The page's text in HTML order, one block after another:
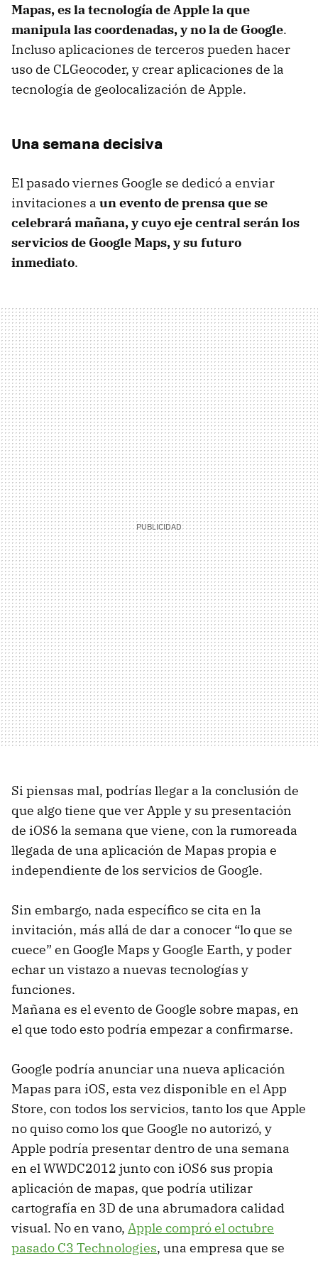
Mapas, es la tecnología de Apple la que
manipula las coordenadas, y no la de Google.
Incluso aplicaciones de terceros pueden hacer
uso de CLGeocoder, y crear aplicaciones de la
tecnología de geolocalización de Apple.
Una semana decisiva
El pasado viernes Google se dedicó a enviar
invitaciones a un evento de prensa que se
celebrará mañana, y cuyo eje central serán los
servicios de Google Maps, y su futuro
inmediato.
Si piensas mal, podrías llegar a la conclusión de
que algo tiene que ver Apple y su presentación
de iOS6 la semana que viene, con la rumoreada
llegada de una aplicación de Mapas propia e
independiente de los servicios de Google.
Sin embargo, nada específico se cita en la
invitación, más allá de dar a conocer “lo que se
cuece” en Google Maps y Google Earth, y poder
echar un vistazo a nuevas tecnologías y
funciones.
Mañana es el evento de Google sobre mapas, en
el que todo esto podría empezar a confirmarse.
Google podría anunciar una nueva aplicación
Mapas para iOS, esta vez disponible en el App
Store, con todos los servicios, tanto los que Apple
no quiso como los que Google no autorizó, y
Apple podría presentar dentro de una semana
en el WWDC2012 junto con iOS6 sus propia
aplicación de mapas, que podría utilizar
cartografía en 3D de una abrumadora calidad
visual. No en vano, Apple compró el octubre
pasado C3 Technologies, una empresa que se